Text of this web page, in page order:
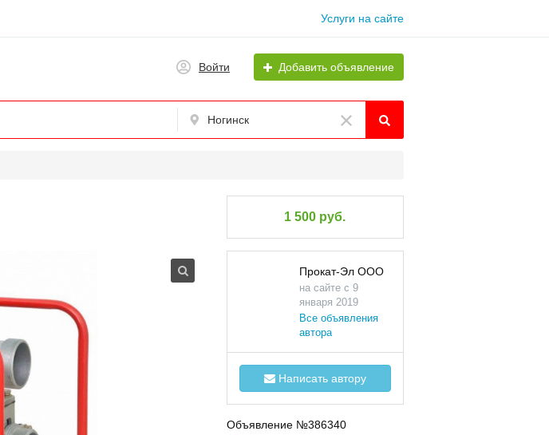
Услуги на сайте
Войти Добавить объявление
Ногинск
1 500 руб.
Прокат-Эл ООО
на сайте с 9
января 2019
Все объявления
автора
Написать автору
Объявление №386340